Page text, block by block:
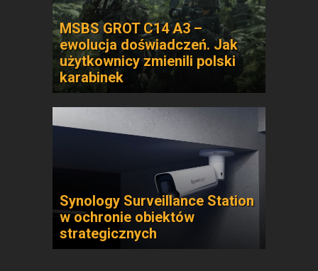
MSBS GROT C14 A3 –
ewolucja doświadczeń. Jak
użytkownicy zmienili polski
karabinek
Synology Surveillance Station
w ochronie obiektów
strategicznych